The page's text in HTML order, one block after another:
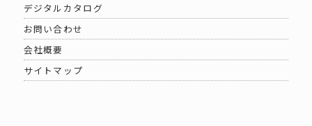
デジタルカタログ
お問い合わせ
会社概要
サイトマップ